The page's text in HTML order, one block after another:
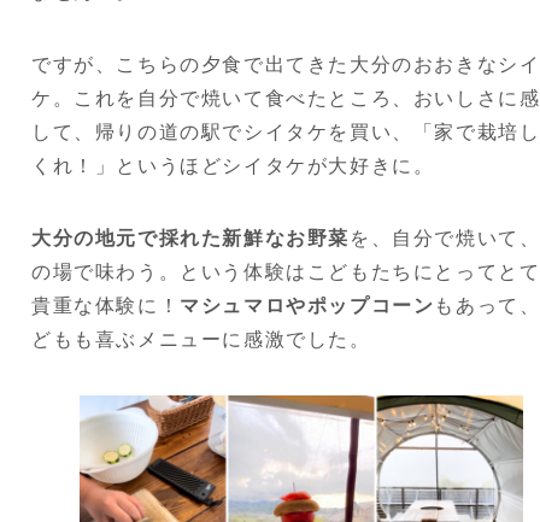
ですが、こちらの夕食で出てきた大分のおおきなシ
ケ。これを自分で焼いて食べたところ、おいしさに
して、帰りの道の駅でシイタケを買い、「家で栽培
くれ！」というほどシイタケが大好きに。
大分の地元で採れた新鮮なお野菜 を、自分で焼いて
の場で味わう。という体験はこどもたちにとってと
貴重な体験に！ マシュマロやポップコーン もあって
どもも喜ぶメニューに感激でした。